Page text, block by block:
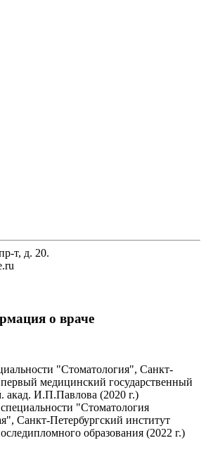
т, д. 20.
о враче
"Стоматология", Санкт-
медицинский государственный
акад. И.П.Павлова (2020 г.)
"Стоматология
Санкт-Петербургский институт
образования (2022 г.)